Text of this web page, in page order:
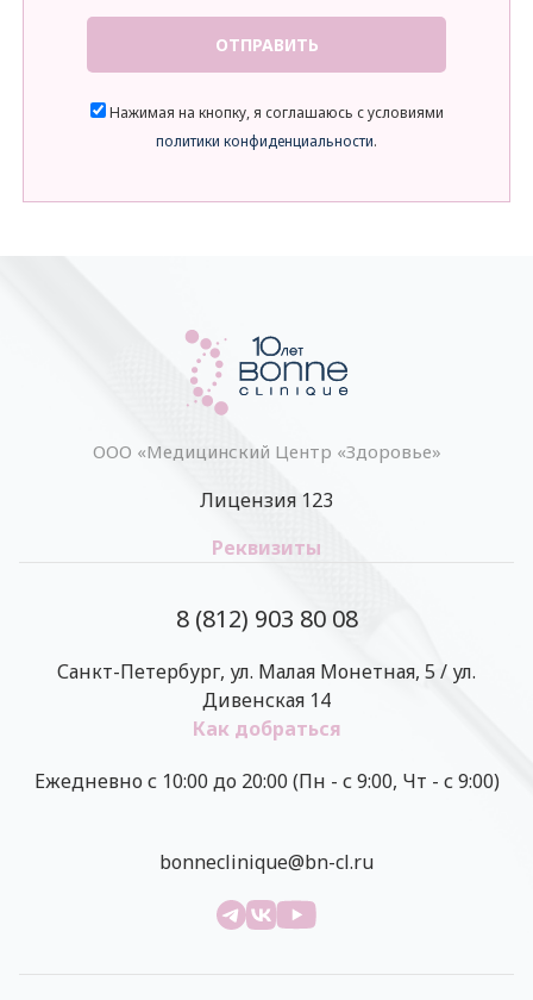
ОТПРАВИТЬ
Нажимая на кнопку, я соглашаюсь с условиями
политики конфиденциальности.
ООО «Медицинский Центр «Здоровье»
Лицензия 123
Реквизиты
8 (812) 903 80 08
Санкт-Петербург, ул. Малая Монетная, 5 / ул.
Дивенская 14
Как добраться
Ежедневно с 10:00 до 20:00 (Пн - с 9:00, Чт - с 9:00)
bonneclinique@bn-cl.ru